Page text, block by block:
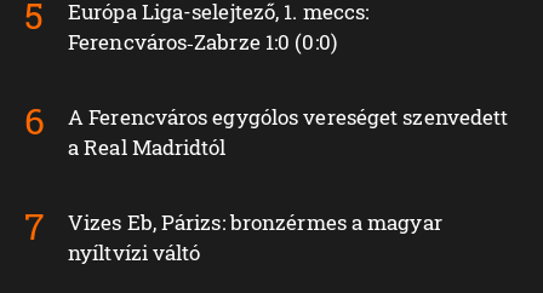
Európa Liga-selejtező, 1. meccs:
Ferencváros‑Zabrze 1:0 (0:0)
A Ferencváros egygólos vereséget szenvedett
a Real Madridtól
Vizes Eb, Párizs: bronzérmes a magyar
nyíltvízi váltó